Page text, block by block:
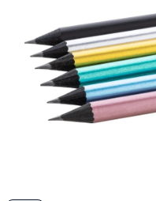
hvězdiček.